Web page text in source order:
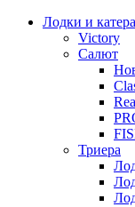
Лодки и катера
Victory
Салют
Триера